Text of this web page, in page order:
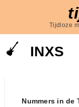
Tijdloze
INXS
Nummers in de